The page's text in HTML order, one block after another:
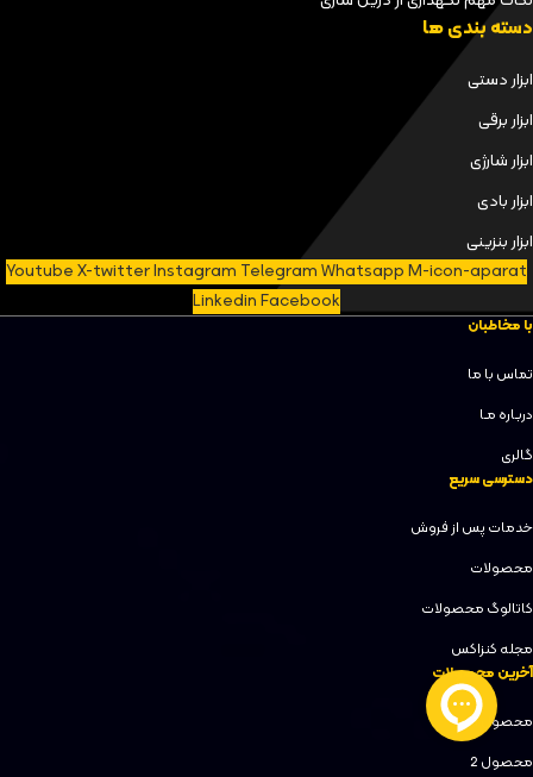
دسته بندی ها
ابزار دستی
ابزار برقی
ابزار شارژی
ابزار بادی
ابزار بنزینی
YoutubeX-twitterInstagram TelegramWhatsappM-icon-aparat
LinkedinFacebook
با مخاطبان
تماس با ما
دربـاره مـا
گالری
دسترسی سریع
خدمات پس از فروش
محصولات
کاتالوگ محصولات
مجله کنزاکس
آخرین محصولات
محصول 1
محصول 2